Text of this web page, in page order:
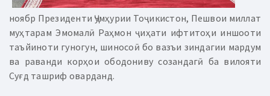
ноябр Президенти Ҷумҳурии Тоҷикистон, Пешвои миллат
муҳтарам Эмомалӣ Раҳмон ҷиҳати ифтитоҳи иншооти
таъйиноти гуногун, шиносоӣ бо вазъи зиндагии мардум
ва раванди корҳои ободониву созандагӣ ба вилояти
Суғд ташриф оварданд.